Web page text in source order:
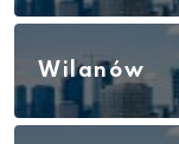
Wilanów